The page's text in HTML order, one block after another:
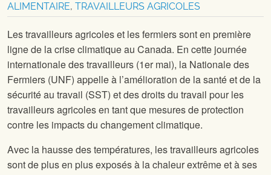
ALIMENTAIRE, TRAVAILLEURS AGRICOLES
Les travailleurs agricoles et les fermiers sont en première
ligne de la crise climatique au Canada. En cette journée
internationale des travailleurs (1er mai), la Nationale des
Fermiers (UNF) appelle à l’amélioration de la santé et de la
sécurité au travail (SST) et des droits du travail pour les
travailleurs agricoles en tant que mesures de protection
contre les impacts du changement climatique.
Avec la hausse des températures, les travailleurs agricoles
sont de plus en plus exposés à la chaleur extrême et à ses